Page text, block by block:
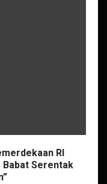
RI
Babat Serentak